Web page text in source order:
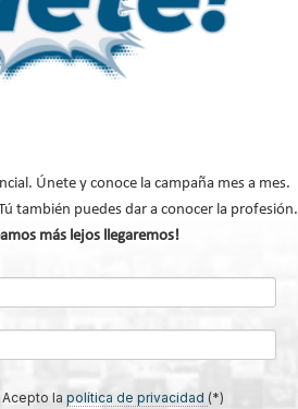
Únete y conoce la campaña mes a mes.
también puedes dar a conocer la profesión.
más lejos llegaremos!
Acepto lapolítica de privacidad (*)